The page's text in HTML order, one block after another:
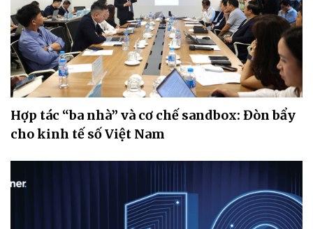
Hợp tác “ba nhà” và cơ chế sandbox: Đòn bẩy
cho kinh tế số Việt Nam